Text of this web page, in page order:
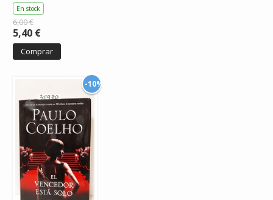
En stock
6,00 €
5,40 €
Comprar
-10%